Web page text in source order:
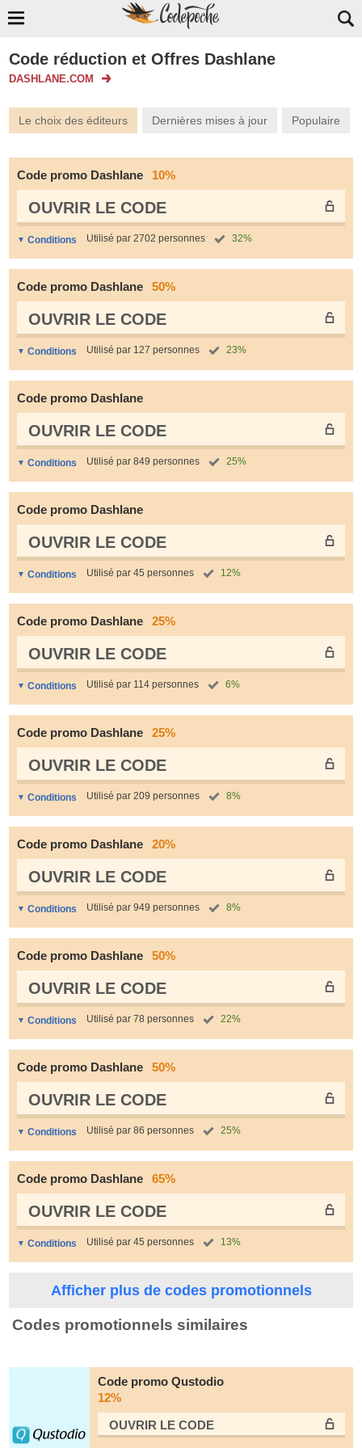
Code réduction et Offres Dashlane
DASHLANE.COM
Le choix des éditeurs Dernières mises à jour Populaire
Code promo Dashlane 10%
OUVRIR LE СODE
Conditions Utilisé par 2702 personnes 32%
Code promo Dashlane 50%
OUVRIR LE СODE
Conditions Utilisé par 127 personnes 23%
Code promo Dashlane
OUVRIR LE СODE
Conditions Utilisé par 849 personnes 25%
Code promo Dashlane
OUVRIR LE СODE
Conditions Utilisé par 45 personnes 12%
Code promo Dashlane 25%
OUVRIR LE СODE
Conditions Utilisé par 114 personnes 6%
Code promo Dashlane 25%
OUVRIR LE СODE
Conditions Utilisé par 209 personnes 8%
Code promo Dashlane 20%
OUVRIR LE СODE
Conditions Utilisé par 949 personnes 8%
Code promo Dashlane 50%
OUVRIR LE СODE
Conditions Utilisé par 78 personnes 22%
Code promo Dashlane 50%
OUVRIR LE СODE
Conditions Utilisé par 86 personnes 25%
Code promo Dashlane 65%
OUVRIR LE СODE
Conditions Utilisé par 45 personnes 13%
Afficher plus de codes promotionnels
Codes promotionnels similaires
Code promo Qustodio
12%
OUVRIR LE СODE